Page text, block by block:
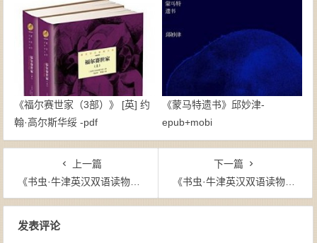
《福尔赛世家（3部）》 [英] 约
翰·高尔斯华绥 -pdf
《蒙马特遗书》邱妙津-
epub+mobi
上一篇
《书虫·牛津英汉双语读物(第6级)(共7本)》-epub+mobi+azw3
下一篇
《书虫·牛津英汉双语读物(第4级全)(共16本) 》-epub+mobi+azw3
发表评论